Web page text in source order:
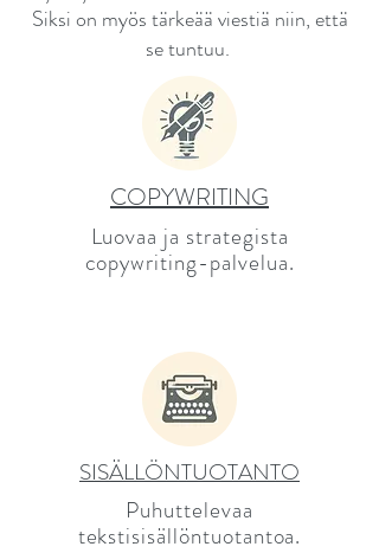
Siksi on myös tärkeää viestiä niin, että
se tuntuu.
COPYWRITING
Luovaa ja strategista
copywriting-palvelua.
SISÄLLÖNTUOTANTO
Puhuttelevaa
tekstisisällöntuotantoa.